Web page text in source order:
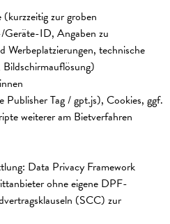
zur groben
ID, Angaben zu
Werbeplatzierungen, technische
Publisher Tag / gpt.js), Cookies, ggf.
weiterer am Bietverfahren
Data Privacy Framework
ohne eigene DPF-
(SCC) zur